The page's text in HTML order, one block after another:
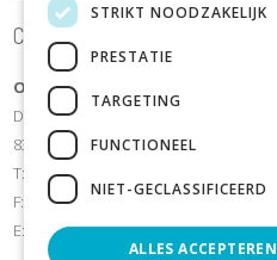
Contact
OrthoShop Sijsele
Dorpsstraat 106
8340 Sijsele - Damme
T:
+32 50/35 70 07
F: +32(0)50 35 70 44
E:
orthoshopsijsele@hotmail.com
STRIKT NOODZAKELIJK
PRESTATIE
TARGETING
FUNCTIONEEL
NIET-GECLASSIFICEERD
ALLES ACCEPTEREN